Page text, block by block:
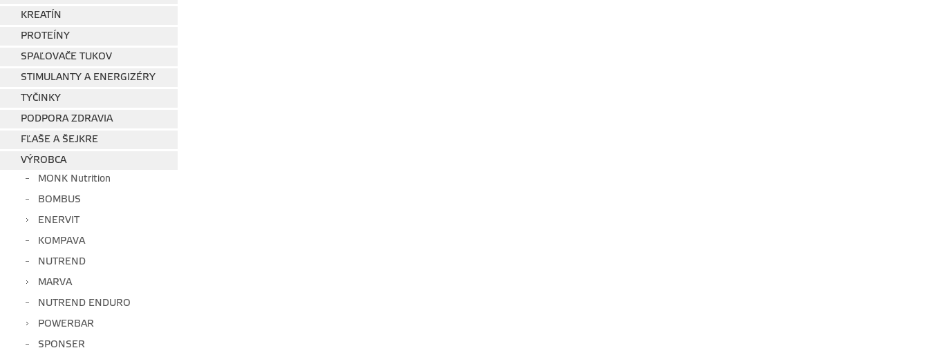
KREATÍN
PROTEÍNY
SPAĽOVAČE TUKOV
STIMULANTY A ENERGIZÉRY
TYČINKY
PODPORA ZDRAVIA
FĽAŠE A ŠEJKRE
VÝROBCA
MONK Nutrition
BOMBUS
ENERVIT
KOMPAVA
NUTREND
MARVA
NUTREND ENDURO
POWERBAR
SPONSER